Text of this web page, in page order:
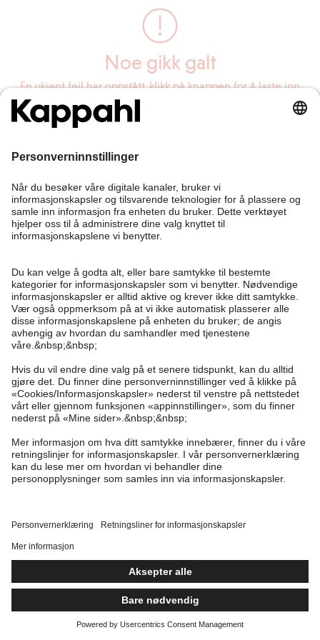
Noe gikk galt
En ukjent feil har oppstått, klikk på knappen for å laste inn
siden på nytt.